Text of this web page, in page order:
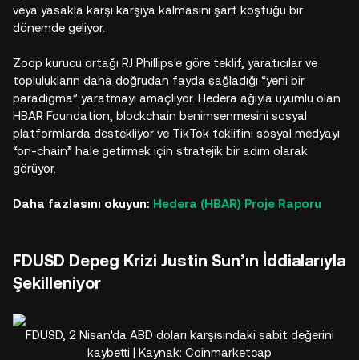
veya yasakla karşı karşıya kalmasını şart koştuğu bir
dönemde geliyor.​
Zoop kurucu ortağı RJ Phillips'e göre teklif, yaratıcılar ve
toplulukların daha doğrudan fayda sağladığı “yeni bir
paradigma” yaratmayı amaçlıyor. Hedera ağıyla uyumlu olan
HBAR Foundation, blockchain benimsenmesini sosyal
platformlarda destekliyor ve TikTok teklifini sosyal medyayı
“on-chain” hale getirmek için stratejik bir adım olarak
görüyor.​
Daha fazlasını okuyun: Hedera (HBAR) Proje Raporu
FDUSD Depeg Krizi Justin Sun’ın İddialarıyla
Şekilleniyor
FDUSD, 2 Nisan'da ABD doları karşısındaki sabit değerini
kaybetti | Kaynak: Coinmarketcap